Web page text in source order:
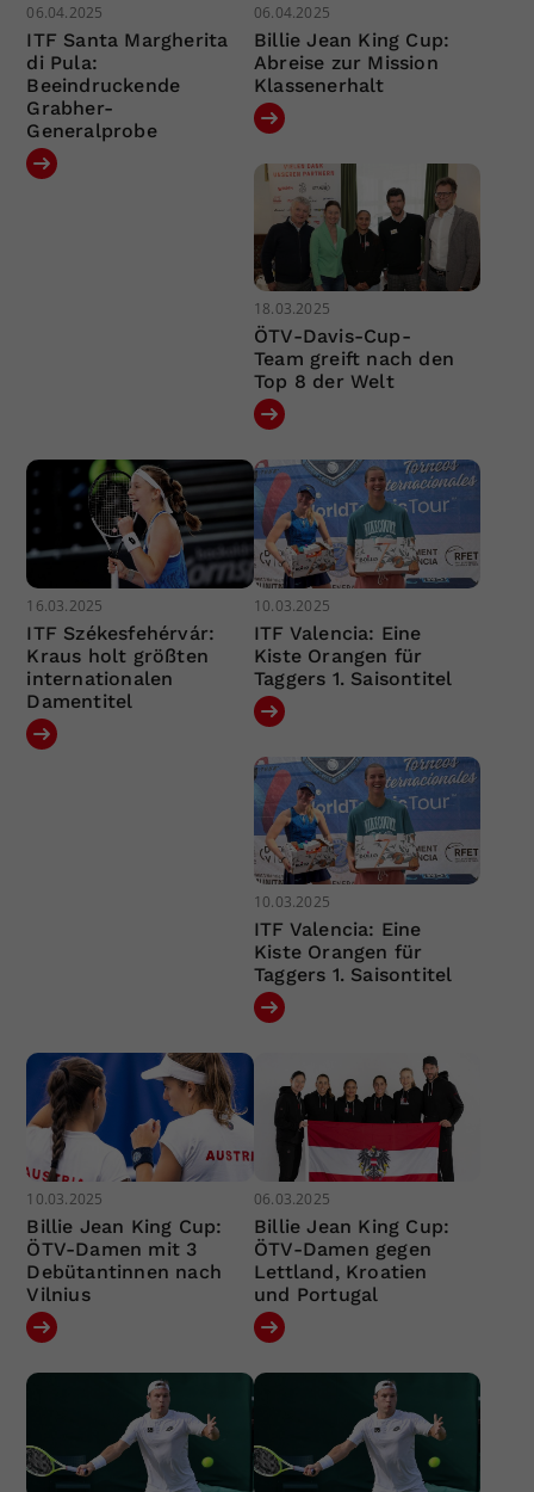
06.04.2025
ITF Santa Margherita
di Pula:
Beeindruckende
Grabher-
Generalprobe
06.04.2025
Billie Jean King Cup:
Abreise zur Mission
Klassenerhalt
18.03.2025
ÖTV-Davis-Cup-
Team greift nach den
Top 8 der Welt
16.03.2025
ITF Székesfehérvár:
Kraus holt größten
internationalen
Damentitel
10.03.2025
ITF Valencia: Eine
Kiste Orangen für
Taggers 1. Saisontitel
10.03.2025
ITF Valencia: Eine
Kiste Orangen für
Taggers 1. Saisontitel
10.03.2025
Billie Jean King Cup:
ÖTV-Damen mit 3
Debütantinnen nach
Vilnius
06.03.2025
Billie Jean King Cup:
ÖTV-Damen gegen
Lettland, Kroatien
und Portugal